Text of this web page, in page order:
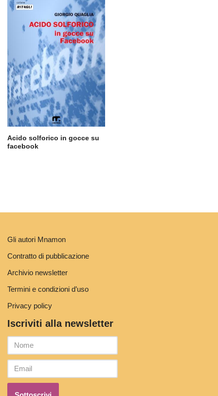
Acido solforico in gocce su
facebook
Gli autori Mnamon
Contratto di pubblicazione
Archivio newsletter
Termini e condizioni d’uso
Privacy policy
Iscriviti alla newsletter